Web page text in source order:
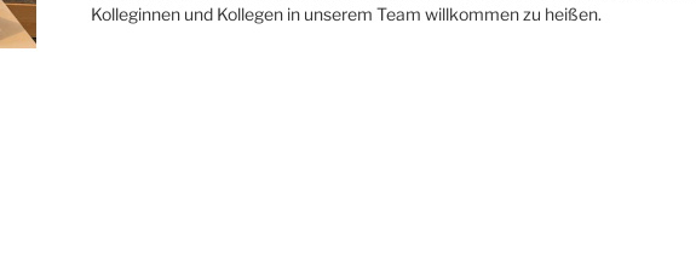
Kolleginnen und Kollegen in unserem Team willkommen zu heißen.